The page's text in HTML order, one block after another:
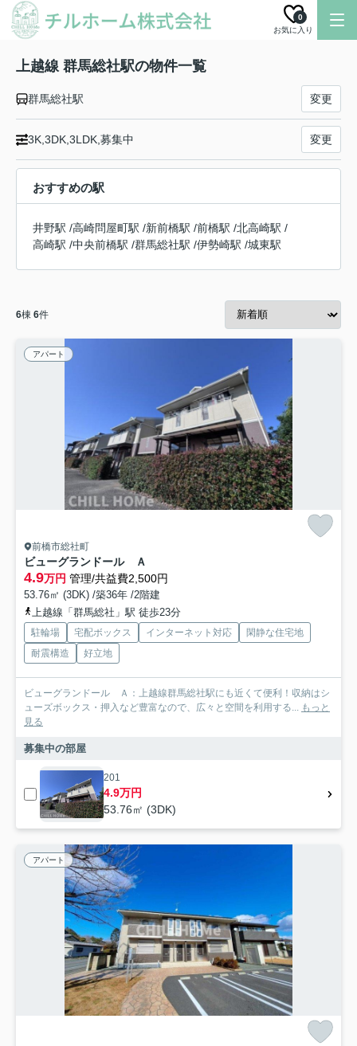
お気に入り
0
上越線 群馬総社駅の物件一覧
群馬総社駅 変更
3K,3DK,3LDK,募集中 変更
おすすめの駅
井野駅 /高崎問屋町駅 /新前橋駅 /前橋駅 /北高崎駅 /
高崎駅 /中央前橋駅 /群馬総社駅 /伊勢崎駅 /城東駅
6棟 6件
アパート
前橋市総社町
ビューグランドール Ａ
4.9万円 管理/共益費2,500円
53.76㎡ (3DK) /築36年 /2階建
上越線「群馬総社」駅 徒歩23分
駐輪場 宅配ボックス インターネット対応
閑静な住宅地
耐震構造
好立地
ビューグランドール Ａ：上越線群馬総社駅にも近くて便利！収納はシ
ューズボックス・押入など豊富なので、広々と空間を利用する... もっと
見る
募集中の部屋
201
4.9万円
53.76㎡ (3DK)
アパート